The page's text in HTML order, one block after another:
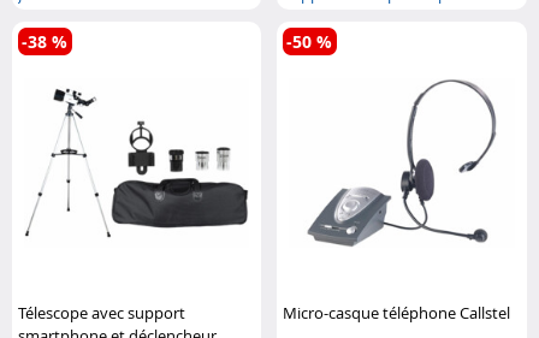
support ..
oculaires
Télescope avec support
-38 %
Micro-casque téléphone Callstel
-50 %